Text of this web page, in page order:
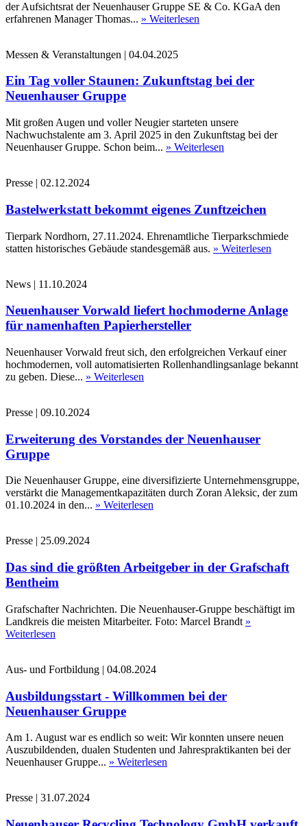
der Aufsichtsrat der Neuenhauser Gruppe SE & Co. KGaA den
erfahrenen Manager Thomas... » Weiterlesen
Messen & Veranstaltungen | 04.04.2025
Ein Tag voller Staunen: Zukunftstag bei der
Neuenhauser Gruppe
Mit großen Augen und voller Neugier starteten unsere
Nachwuchstalente am 3. April 2025 in den Zukunftstag bei der
Neuenhauser Gruppe. Schon beim... » Weiterlesen
Presse | 02.12.2024
Bastelwerkstatt bekommt eigenes Zunftzeichen
Tierpark Nordhorn, 27.11.2024. Ehrenamtliche Tierparkschmiede
statten historisches Gebäude standesgemäß aus. » Weiterlesen
News | 11.10.2024
Neuenhauser Vorwald liefert hochmoderne Anlage
für namenhaften Papierhersteller
Neuenhauser Vorwald freut sich, den erfolgreichen Verkauf einer
hochmodernen, voll automatisierten Rollenhandlingsanlage bekannt
zu geben. Diese... » Weiterlesen
Presse | 09.10.2024
Erweiterung des Vorstandes der Neuenhauser
Gruppe
Die Neuenhauser Gruppe, eine diversifizierte Unternehmensgruppe,
verstärkt die Managementkapazitäten durch Zoran Aleksic, der zum
01.10.2024 in den... » Weiterlesen
Presse | 25.09.2024
Das sind die größten Arbeitgeber in der Grafschaft
Bentheim
Grafschafter Nachrichten. Die Neuenhauser-Gruppe beschäftigt im
Landkreis die meisten Mitarbeiter. Foto: Marcel Brandt »
Weiterlesen
Aus- und Fortbildung | 04.08.2024
Ausbildungsstart - Willkommen bei der
Neuenhauser Gruppe
Am 1. August war es endlich so weit: Wir konnten unsere neuen
Auszubildenden, dualen Studenten und Jahrespraktikanten bei der
Neuenhauser Gruppe... » Weiterlesen
Presse | 31.07.2024